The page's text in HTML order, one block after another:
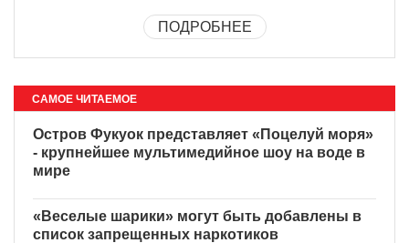
ПОДРОБНЕЕ
САМОЕ ЧИТАЕМОЕ
Остров Фукуок представляет «Поцелуй моря»
- крупнейшее мультимедийное шоу на воде в
мире
«Веселые шарики» могут быть добавлены в
список запрещенных наркотиков